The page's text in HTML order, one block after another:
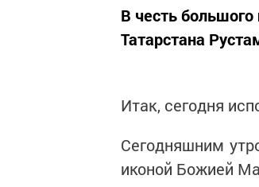
В честь
Татарстана
Итак, сегодня
Сегодняшним
иконой Божией